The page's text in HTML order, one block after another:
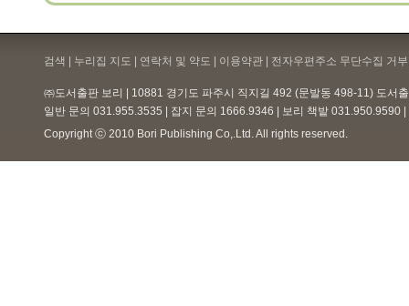
검색 | 누리집 지도 | 연락처 및 약도 | 이용약관 | 전자우편주소 무단수집 거
㈜도서출판 보리 | 10881 경기도 파주시 직지길 492 (문발동 498-11) 도서
일반 문의 031.955.3535 | 잡지 문의 1666.9346 | 보리 책밭 031.950.9590
Copyright ⓒ 2010 Bori Publishing Co,.Ltd. All rights reserved.